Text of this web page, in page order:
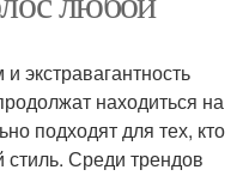
экстравагантность
находиться на
подходят для тех, кто
Среди трендов